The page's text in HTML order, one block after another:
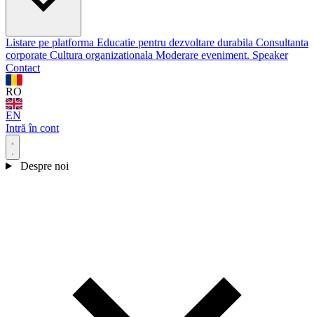
Listare pe platforma Educatie pentru dezvoltare durabila Consultanta
corporate Cultura organizationala Moderare eveniment. Speaker
Contact
RO
EN
Intră în cont
Despre noi